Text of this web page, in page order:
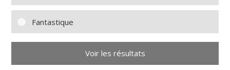
Fantastique
Voir les résultats